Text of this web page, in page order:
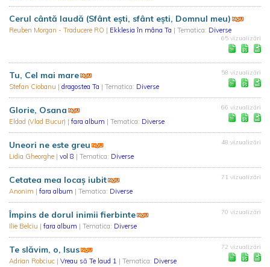
Cerul cântă laudă (Sfânt ești, sfânt ești, Domnul meu)
Reuben Morgan - Traducere RO | Ekklesia în mâna Ta | Tematica: Diverse
65 vizualizări
Tu, Cel mai mare
Stefan Ciobanu | dragostea Ta | Tematica: Diverse
58 vizualizări
Glorie, Osana
Eldad (Vlad Bucur) | fara album | Tematica: Diverse
66 vizualizări
Uneori ne este greu
Lidia Gheorghe | vol 8 | Tematica: Diverse
48 vizualizări
Cetatea mea locaș iubit
Anonim | fara album | Tematica: Diverse
71 vizualizări
Împins de dorul inimii fierbinte
Ilie Belciu | fara album | Tematica: Diverse
70 vizualizări
Te slăvim, o, Isus
Adrian Robciuc | Vreau să Te laud 1 | Tematica: Diverse
72 vizualizări